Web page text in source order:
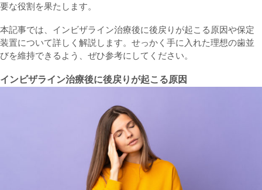
要な役割を果たします。
本記事では、インビザライン治療後に後戻りが起こる原因や保定
装置について詳しく解説します。せっかく手に入れた理想の歯並
びを維持できるよう、ぜひ参考にしてください。
インビザライン治療後に後戻りが起こる原因